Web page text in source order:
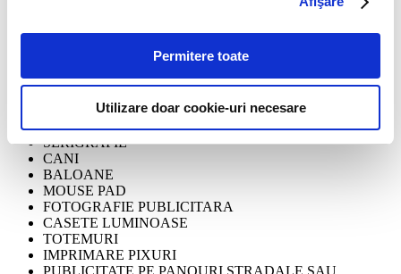
Permitere toate
Utilizare doar cookie-uri necesare
PRELATA TIR
INSIGNE
PLACUTE STRADALE
INDICATOARE
SERIGRAFIE
CANI
BALOANE
MOUSE PAD
FOTOGRAFIE PUBLICITARA
CASETE LUMINOASE
TOTEMURI
IMPRIMARE PIXURI
PUBLICITATE PE PANOURI STRADALE SAU